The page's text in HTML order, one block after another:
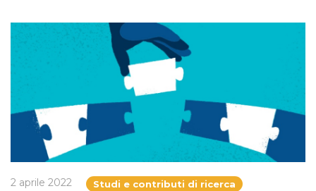
2 aprile 2022 Studi e contributi di ricerca